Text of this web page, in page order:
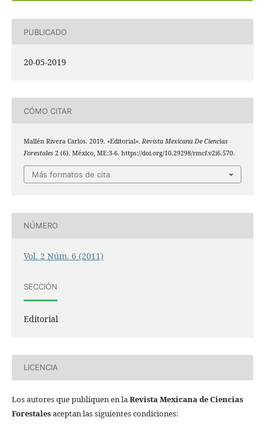
PUBLICADO
20-05-2019
CÓMO CITAR
Mallén Rivera Carlos. 2019. «Editorial». Revista Mexicana De Ciencias
Forestales2 (6). México, ME:3-6. https://doi.org/10.29298/rmcf.v2i6.570.
Más formatos de cita
NÚMERO
Vol. 2 Núm. 6 (2011)
SECCIÓN
Editorial
LICENCIA
Los autores que publiquen en laRevista Mexicana de Ciencias
Forestalesaceptan las siguientes condiciones: